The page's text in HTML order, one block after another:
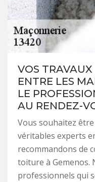
VOS
ENTRE LES
LE
AU RENDEZ-
Vous souhaitez
véritables experts
recommandons de
toiture à Gemenos.
professionnels qui